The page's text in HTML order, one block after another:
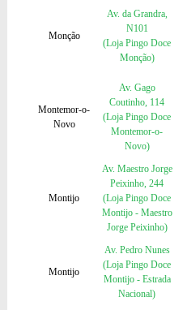
Monção
Av. da Grandra,
N101
(Loja Pingo Doce
Monção)
Montemor-o-
Novo
Av. Gago
Coutinho, 114
(Loja Pingo Doce
Montemor-o-
Novo)
Montijo
Av. Maestro Jorge
Peixinho, 244
(Loja Pingo Doce
Montijo - Maestro
Jorge Peixinho)
Montijo
Av. Pedro Nunes
(Loja Pingo Doce
Montijo - Estrada
Nacional)